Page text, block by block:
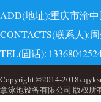
ADD(地址):重庆市渝
CONTACTS(联系人):
TEL(固话):
Copyright © 2014-2018
拿泳池设备有限公司 版权所